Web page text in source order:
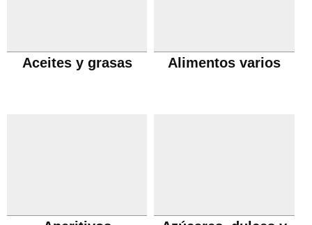
Aceites y grasas Alimentos varios